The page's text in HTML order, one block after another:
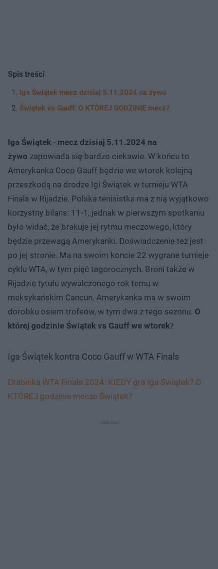
Spis treści
Iga Świątek mecz dzisiaj 5.11.2024 na żywo
Świątek vs Gauff: O KTÓREJ GODZINIE mecz?
Iga Świątek - mecz dzisiaj 5.11.2024 na
żywo zapowiada się bardzo ciekawie. W końcu to
Amerykanka Coco Gauff będzie we wtorek kolejną
przeszkodą na drodze Igi Świątek w turnieju WTA
Finals w Rijadzie. Polska tenisistka ma z nią wyjątkowo
korzystny bilans: 11-1, jednak w pierwszym spotkaniu
było widać, że brakuje jej rytmu meczowego, który
będzie przewagą Amerykanki. Doświadczenie też jest
po jej stronie. Ma na swoim koncie 22 wygrane turnieje
cyklu WTA, w tym pięć tegorocznych. Broni także w
Rijadzie tytułu wywalczonego rok temu w
meksykańskim Cancun. Amerykanka ma w swoim
dorobku osiem trofeów, w tym dwa z tego sezonu. O
której godzinie Świątek vs Gauff we wtorek?
Iga Świątek kontra Coco Gauff w WTA Finals
Drabinka WTA Finals 2024: KIEDY gra Iga Świątek? O
KTÓREJ godzinie mecze Świątek?